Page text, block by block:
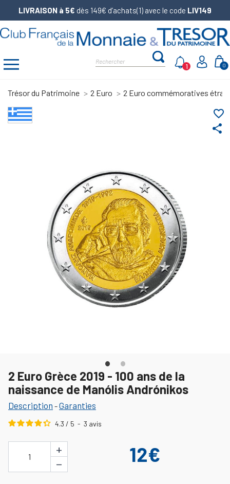
LIVRAISON à 5€ dès 149€ d’achats(1) avec le code LIV149
0
1
Trésor du Patrimoine 2 Euro 2 Euro commémoratives
share
favorite_border
2 Euro Grèce 2019 - 100 ans de la
naissance de Manólis Andrónikos
Description -Garanties
4.3 / 5 - 3 avis
1
+
−
12€